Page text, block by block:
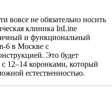
вовсе не обязательно носить
клиника InLine
и функциональный
6 в Москве с
Это будет
12–14 коронками, который
естественностью.